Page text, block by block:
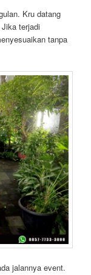
Kru datang
terjadi
tanpa
jalannya event.